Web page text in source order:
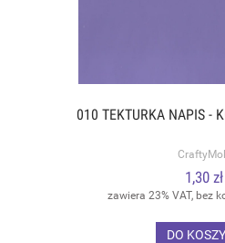
010 TEKTURKA NAPIS -
1,30 zł
zawiera 23% VAT, bez
DO